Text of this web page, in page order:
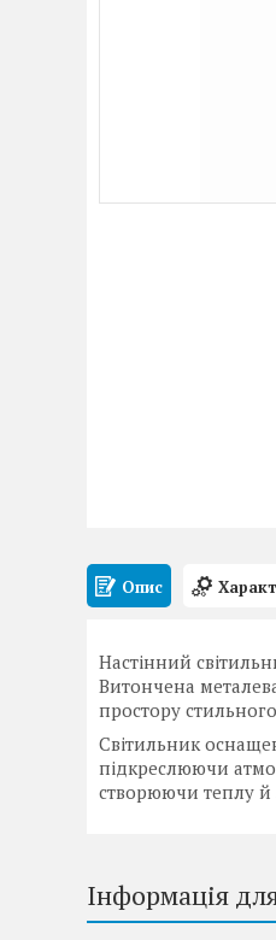
Опис
Настінний
Витончена
простору
Cвітильник
підкреслюючи
створюючи теплу й
Інформація